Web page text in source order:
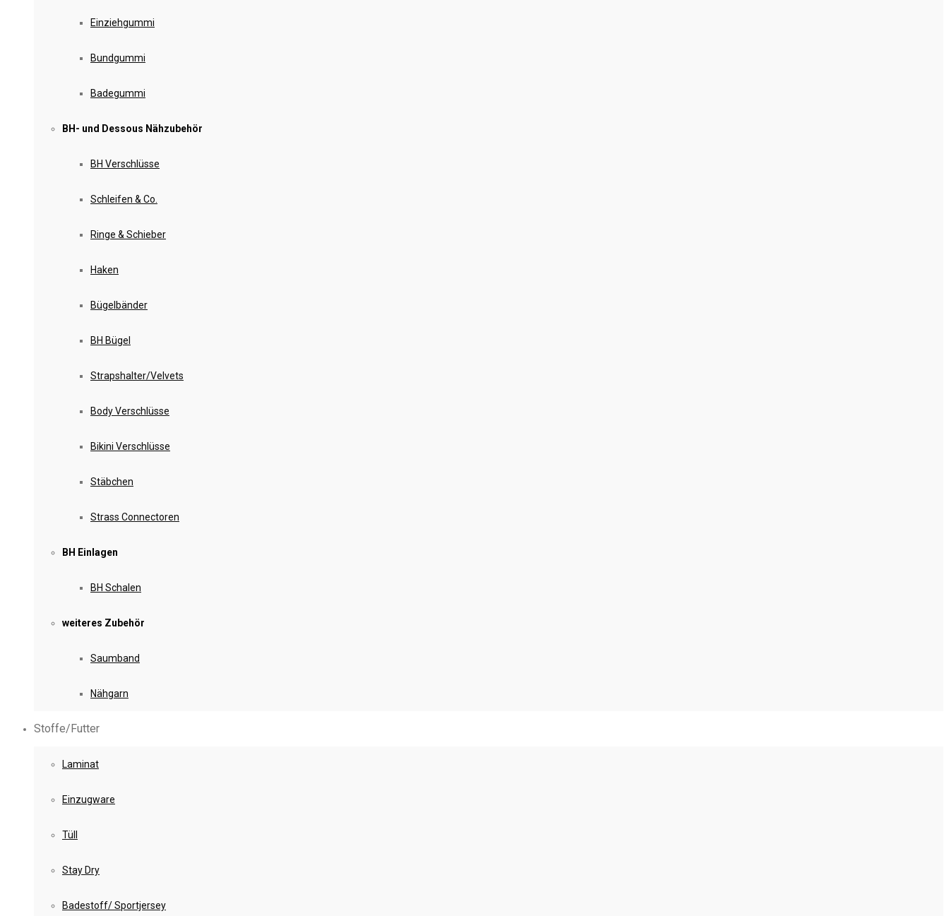
Einziehgummi
Bundgummi
Badegummi
BH- und Dessous Nähzubehör
BH Verschlüsse
Schleifen & Co.
Ringe & Schieber
Haken
Bügelbänder
BH Bügel
Strapshalter/Velvets
Body Verschlüsse
Bikini Verschlüsse
Stäbchen
Strass Connectoren
BH Einlagen
BH Schalen
weiteres Zubehör
Saumband
Nähgarn
Stoffe/Futter
Laminat
Einzugware
Tüll
Stay Dry
Badestoff/ Sportjersey